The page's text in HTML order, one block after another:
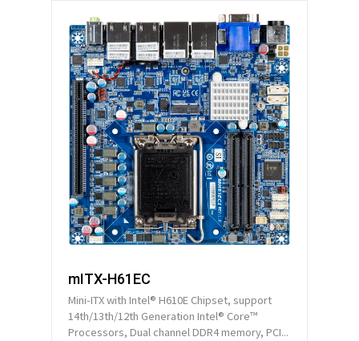
mITX-H61EC
Mini-ITX with Intel® H610E Chipset, support
14th/13th/12th Generation Intel® Core™
Processors, Dual channel DDR4 memory, PCI...